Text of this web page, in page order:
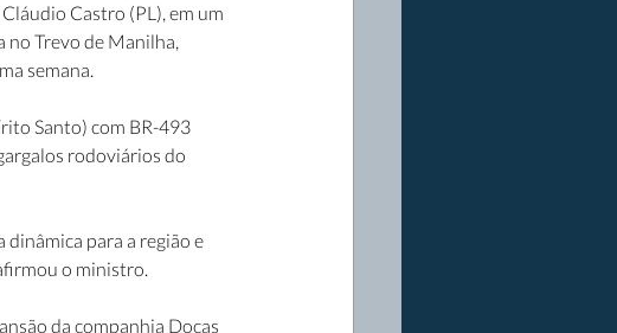
Castro (PL), em um
no Trevo de Manilha,
semana.
Santo) com BR-493
rodoviários do
dinâmica para a região e
o ministro.
da companhia Docas